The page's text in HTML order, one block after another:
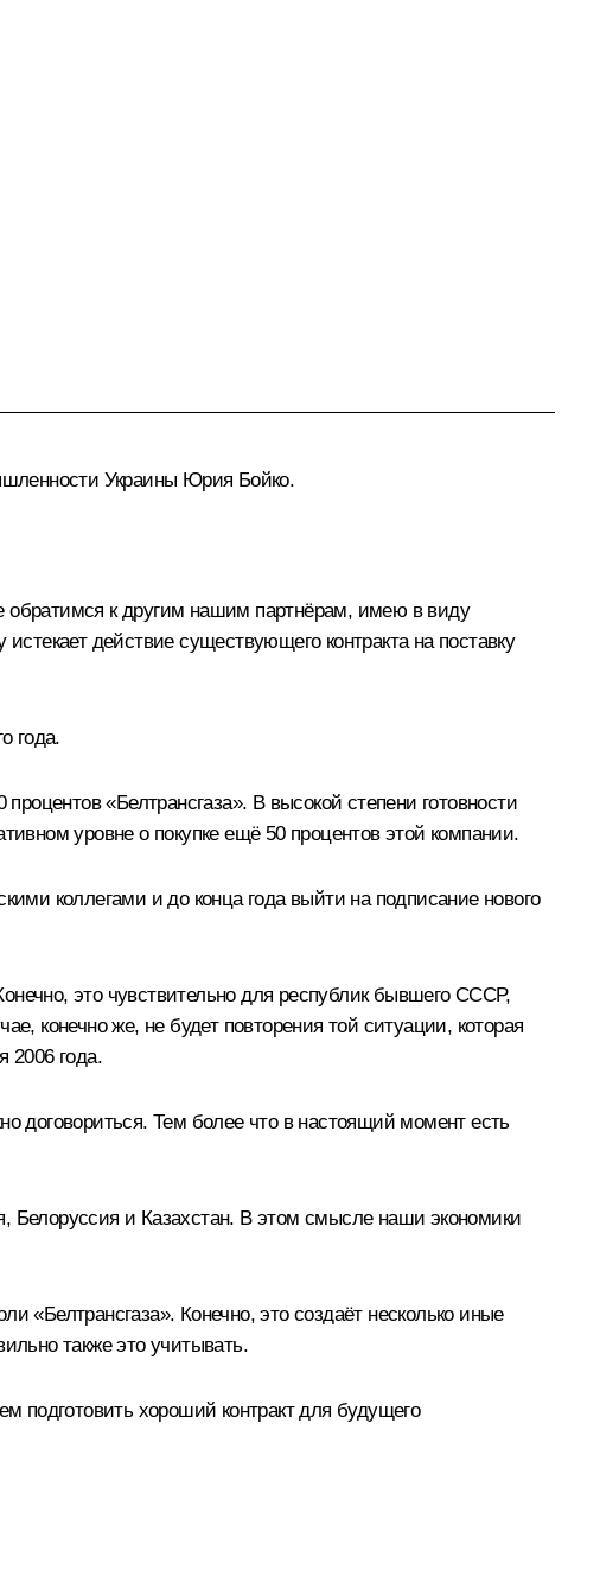
Украины Юрия Бойко.
обратимся к другим нашим партнёрам, имею в виду
действие существующего контракта на поставку
года.
«Белтрансгаза». В высокой степени готовности
уровне о покупке ещё 50 процентов этой компании.
коллегами и до конца года выйти на подписание нового
это чувствительно для республик бывшего СССР,
конечно же, не будет повторения той ситуации, которая
2006 года.
договориться. Тем более что в настоящий момент есть
Белоруссия и Казахстан. В этом смысле наши экономики
«Белтрансгаза». Конечно, это создаёт несколько иные
также это учитывать.
подготовить хороший контракт для будущего